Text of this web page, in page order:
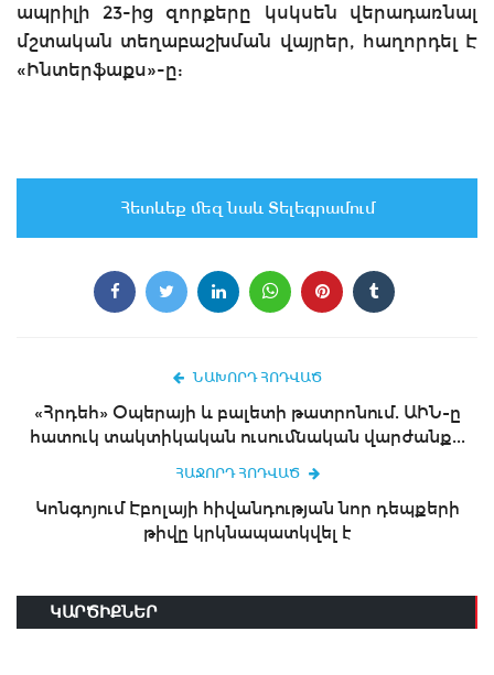
ապրիլի 23-ից զորքերը կսկսեն վերադառնալ
մշտական տեղաբաշխման վայրեր, հաղորդել Է
«Ինտերֆաքս»-ը:
Հետևեք մեզ նաև Տելեգրամում
ՆԱԽՈՐԴ ՀՈԴՎԱԾ
«Հրդեհ» Օպերայի և բալետի թատրոնում. ԱԻՆ-ը
հատուկ տակտիկական ուսումնական վարժանք...
ՀԱՋՈՐԴ ՀՈԴՎԱԾ
Կոնգոյում Էբոլայի հիվանդության նոր դեպքերի
թիվը կրկնապատկվել է
ԿԱՐԾԻՔՆԵՐ